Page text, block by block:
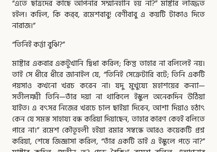
“এতে ছাত্রদের কাছে আপনার সম্মানহানি হয় না?” মাষ্টার লজ্জিত
হইল। কহিল, কি কর্‌ব, রমেশবাবু! বেণীবাবু এ কয়টি টাকাও দিতে
নারাজ।”
“তিনিই কর্ত্তা বুঝি?”
মাষ্টার একবার একটুখানি দ্বিধা করিল; কিন্তু তাহার না বলিলেই নয়।
তাই সে ধীরে ধীরে জানাইল যে, “তিনিই সেক্রেটারি বটে; তিনি একটি
পয়সাও কখনো খরচ করেন না। যদু মুখুয্যে মহাশয়ের কন্যা—
সতীলক্ষ্মী তিনি—তাঁর দয়া না থাকিলে ইস্কুল অনেকদিন উঠিয়া
যাইত। এ বৎসর নিজের খরচে চাল ছাইয়া দিবেন, আশা দিয়াও হঠাৎ
কেন যে সমস্ত সাহায্য বন্ধ করিয়া দিয়াছেন, তাহার কারণ কেহই বলিতে
পারে না।” রমেশ কৌতূহলী হইয়া রমার সম্বন্ধে আরও কয়েকটি প্রশ্ন
করিয়া, শেষে জিজ্ঞাসা করিল, “তাঁর একটি ভাই এ ইস্কুলে পড়ে না?”